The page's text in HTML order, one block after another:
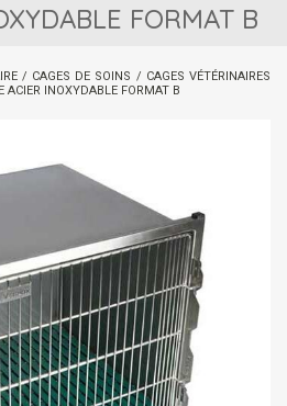
FORMAT B
/ CAGES DE SOINS / CAGES VÉTÉRINAIRES
ACIER INOXYDABLE FORMAT B